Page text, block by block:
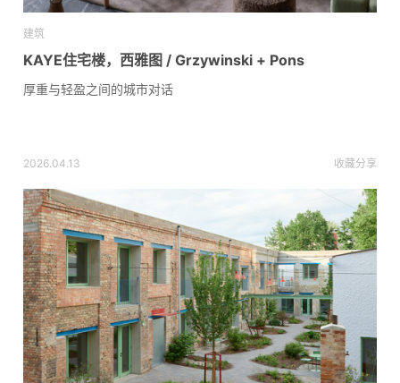
建筑
KAYE住宅楼，西雅图 / Grzywinski + Pons
厚重与轻盈之间的城市对话
2026.04.13 收藏分享